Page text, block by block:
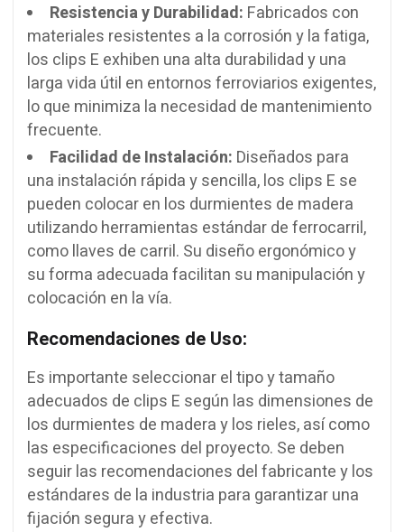
Resistencia y Durabilidad: Fabricados con
materiales resistentes a la corrosión y la fatiga,
los clips E exhiben una alta durabilidad y una
larga vida útil en entornos ferroviarios exigentes,
lo que minimiza la necesidad de mantenimiento
frecuente.
Facilidad de Instalación: Diseñados para
una instalación rápida y sencilla, los clips E se
pueden colocar en los durmientes de madera
utilizando herramientas estándar de ferrocarril,
como llaves de carril. Su diseño ergonómico y
su forma adecuada facilitan su manipulación y
colocación en la vía.
Recomendaciones de Uso:
Es importante seleccionar el tipo y tamaño
adecuados de clips E según las dimensiones de
los durmientes de madera y los rieles, así como
las especificaciones del proyecto. Se deben
seguir las recomendaciones del fabricante y los
estándares de la industria para garantizar una
fijación segura y efectiva.